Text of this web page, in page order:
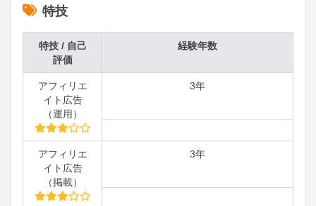
特技
特技 / 自己
評価
経験年数
アフィリエ
イト広告
（運用）
3年
アフィリエ
イト広告
（掲載）
3年